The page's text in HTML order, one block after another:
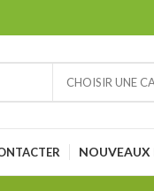
NOUVEAUX